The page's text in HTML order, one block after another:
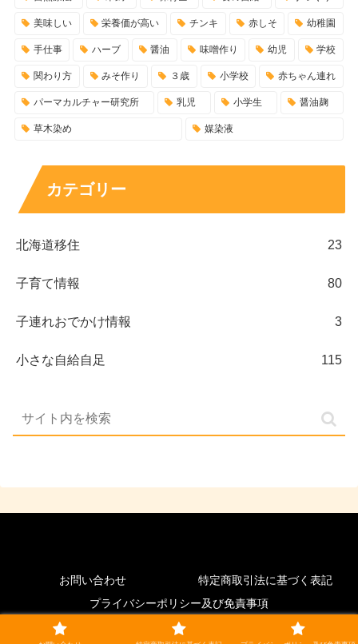
美味しい 栄養価が高い チンキ 赤しそ 幼稚園
手仕事 ハーブ 醤油 味噌作り 幼児 学校
関わり方 みそ作り ３歳 小学校 赤ちゃん連れ
パーマカルチャー研究所 乳児 小学生 醤油麹
草木染め 媒染液
カテゴリー
北海道移住 23
子育て情報 80
子連れおでかけ情報 3
小さな自給自足 115
お問い合わせ
特定商取引法に基づく表記
プライバシーポリシー及び免責事項
© 2023-2026 家族5人 北海道移住生活 小さな自給自足.